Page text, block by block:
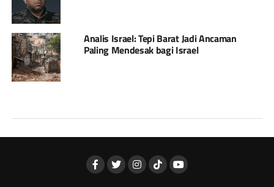
Analis Israel: Tepi Barat Jadi Ancaman
Paling Mendesak bagi Israel